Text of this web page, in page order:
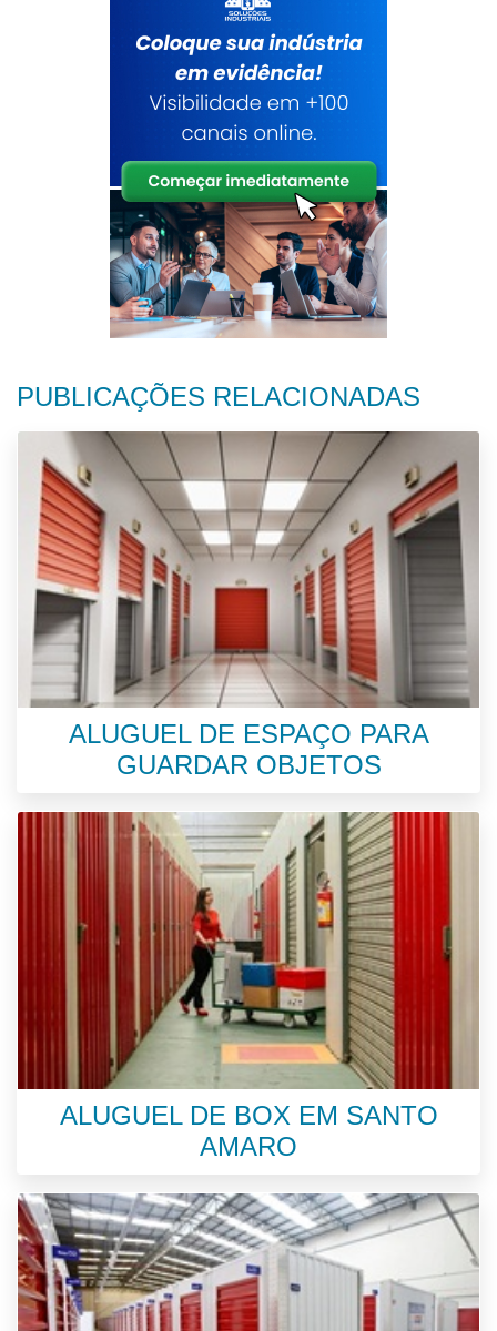
PUBLICAÇÕES RELACIONADAS
ALUGUEL DE ESPAÇO PARA
GUARDAR OBJETOS
ALUGUEL DE BOX EM SANTO
AMARO